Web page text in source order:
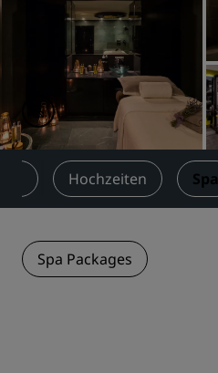
Hochzeiten Spa
Spa Packages